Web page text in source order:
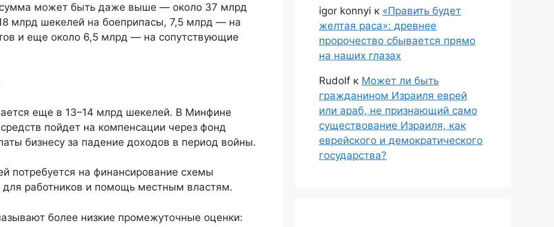
сумма может быть даже выше — около 37 млрд
млрд шекелей на боеприпасы, 7,5 млрд — на
и еще около 6,5 млрд — на сопутствующие
еще в 13–14 млрд шекелей. В Минфине
пойдет на компенсации через фонд
бизнесу за падение доходов в период войны.
потребуется на финансирование схемы
работников и помощь местным властям.
более низкие промежуточные оценки:
igor konnyi к «Править будет
желтая раса»: древнее
пророчество сбывается прямо
на наших глазах
Rudolf к Может ли быть
гражданином Израиля еврей
или араб, не признающий само
существование Израиля, как
еврейского и демократического
государства?